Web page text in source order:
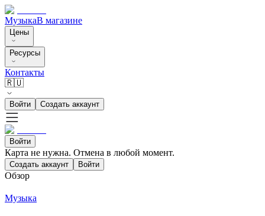
МузыкаВ магазине
Цены
Ресурсы
Контакты
🇷🇺
Войти Создать аккаунт
Войти
Карта не нужна. Отмена в любой момент.
Создать аккаунт Войти
Обзор
Музыка